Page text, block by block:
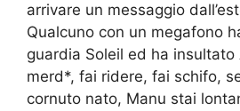
arrivare un messaggio
Qualcuno con un megafono
guardia Soleil ed ha insultato
merd*, fai ridere, fai schifo,
cornuto nato, Manu stai